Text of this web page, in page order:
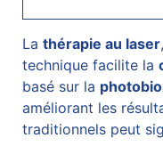
Lathérapie au laser
technique facilite la
basé sur la
améliorant les
traditionnels peut